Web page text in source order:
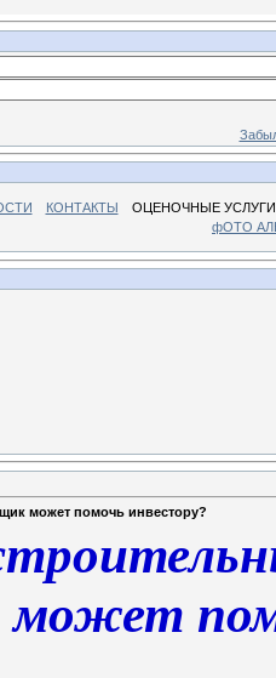
КОНТАКТЫ
ОЦЕНОЧНЫЕ УСЛУГИ
фОТО
может помочь инвестору?
может